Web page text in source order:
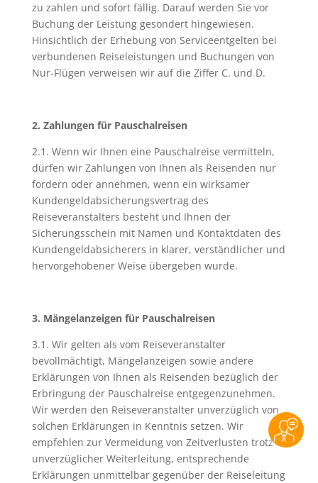
zu zahlen und sofort fällig. Darauf werden Sie vor
Buchung der Leistung gesondert hingewiesen.
Hinsichtlich der Erhebung von Serviceentgelten bei
verbundenen Reiseleistungen und Buchungen von
Nur-Flügen verweisen wir auf die Ziffer C. und D.
2. Zahlungen für Pauschalreisen
2.1. Wenn wir Ihnen eine Pauschalreise vermitteln,
dürfen wir Zahlungen von Ihnen als Reisenden nur
fordern oder annehmen, wenn ein wirksamer
Kundengeldabsicherungsvertrag des
Reiseveranstalters besteht und Ihnen der
Sicherungsschein mit Namen und Kontaktdaten des
Kundengeldabsicherers in klarer, verständlicher und
hervorgehobener Weise übergeben wurde.
3. Mängelanzeigen für Pauschalreisen
3.1. Wir gelten als vom Reiseveranstalter
bevollmächtigt, Mängelanzeigen sowie andere
Erklärungen von Ihnen als Reisenden bezüglich der
Erbringung der Pauschalreise entgegenzunehmen.
Wir werden den Reiseveranstalter unverzüglich von
solchen Erklärungen in Kenntnis setzen. Wir
empfehlen zur Vermeidung von Zeitverlusten trotz
unverzüglicher Weiterleitung, entsprechende
Erklärungen unmittelbar gegenüber der Reiseleitung